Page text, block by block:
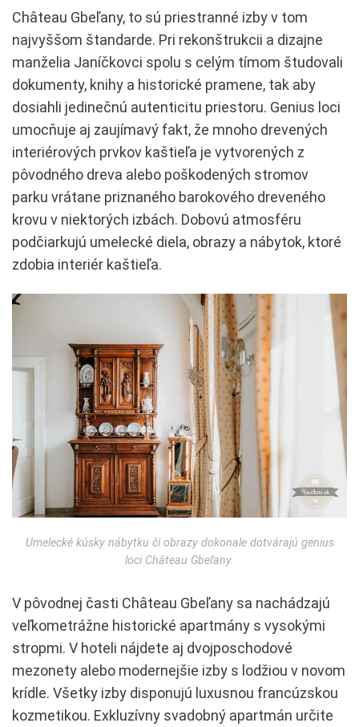
Château Gbeľany, to sú priestranné izby v tom
najvyššom štandarde. Pri rekonštrukcii a dizajne
manželia Janíčkovci spolu s celým tímom študovali
dokumenty, knihy a historické pramene, tak aby
dosiahli jedinečnú autenticitu priestoru. Genius loci
umocňuje aj zaujímavý fakt, že mnoho drevených
interiérových prvkov kaštieľa je vytvorených z
pôvodného dreva alebo poškodených stromov
parku vrátane priznaného barokového dreveného
krovu v niektorých izbách. Dobovú atmosféru
podčiarkujú umelecké diela, obrazy a nábytok, ktoré
zdobia interiér kaštieľa.
Umelecké kúsky nábytku či obrazy dokonale dotvárajú genius
loci Château Gbeľany.
V pôvodnej časti Château Gbeľany sa nachádzajú
veľkometrážne historické apartmány s vysokými
stropmi. V hoteli nájdete aj dvojposchodové
mezonety alebo modernejšie izby s lodžiou v novom
krídle. Všetky izby disponujú luxusnou francúzskou
kozmetikou. Exkluzívny svadobný apartmán určite